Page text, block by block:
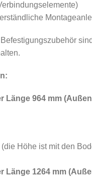
Länge 964 mm
Höhe ist mit den
Länge 1264 mm